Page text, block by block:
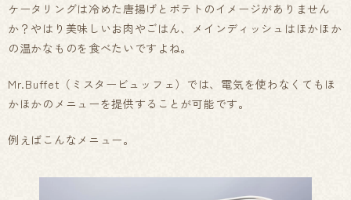
ケータリングは冷めた唐揚げとポテトのイメージがありません
か？やはり美味しいお肉やごはん、メインディッシュはほかほか
の温かなものを食べたいですよね。
Mr.Buffet（ミスタービュッフェ）では、電気を使わなくてもほ
かほかのメニューを提供することが可能です。
例えばこんなメニュー。